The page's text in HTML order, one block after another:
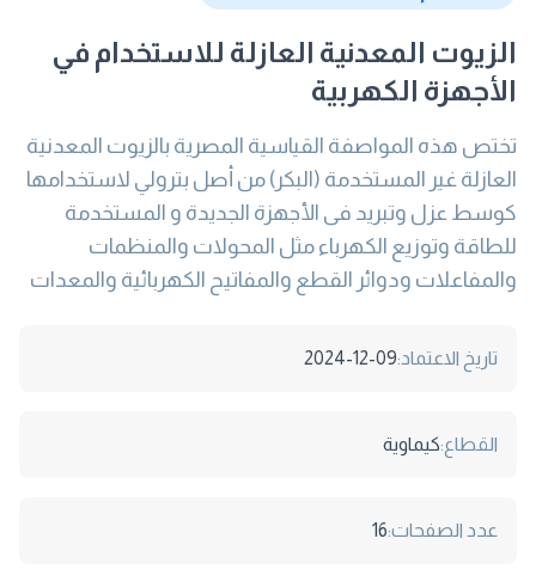
الزيوت المعدنية العازلة للاستخدام في
الأجهزة الكهربية
تختص هذه المواصفة القياسية المصرية بالزيوت المعدنية
العازلة غير المستخدمة (البكر) من أصل بترولي لاستخدامها
كوسط عزل وتبريد فى الأجهزة الجديدة و المستخدمة
للطاقة وتوزيع الكهرباء مثل المحولات والمنظمات
والمفاعلات ودوائر القطع والمفاتيح الكهربائية والمعدات
تاريخ الاعتماد:2024-12-09
القطاع:كيماوية
عدد الصفحات:16